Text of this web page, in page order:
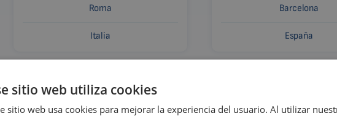
Roma
Italia
Barcelona
España
sitio web utiliza cookies
sitio web usa cookies para mejorar la experiencia del usuario. Al utilizar